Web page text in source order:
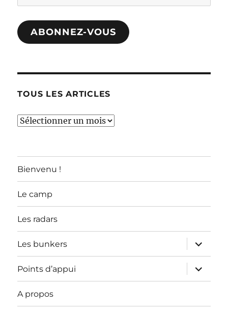
e-
mail
ABONNEZ-VOUS
TOUS LES ARTICLES
TOUS
Bienvenu !
Le camp
Les radars
Les bunkers
ouvrir
le
sous-
menu
Points d’appui
ouvrir
le
sous-
A propos